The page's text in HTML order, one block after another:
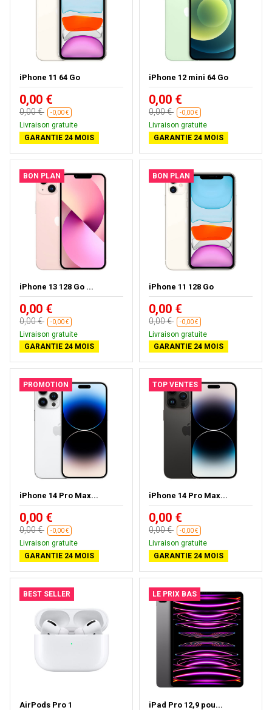
iPhone 11 64 Go
0,00 €
0,00 € -0,00 €
Livraison gratuite
GARANTIE 24 MOIS
iPhone 12 mini 64 Go
0,00 €
0,00 € -0,00 €
Livraison gratuite
GARANTIE 24 MOIS
BON PLAN
iPhone 13 128 Go ...
0,00 €
0,00 € -0,00 €
Livraison gratuite
GARANTIE 24 MOIS
BON PLAN
iPhone 11 128 Go
0,00 €
0,00 € -0,00 €
Livraison gratuite
GARANTIE 24 MOIS
PROMOTION
iPhone 14 Pro Max...
0,00 €
0,00 € -0,00 €
Livraison gratuite
GARANTIE 24 MOIS
TOP VENTES
iPhone 14 Pro Max...
0,00 €
0,00 € -0,00 €
Livraison gratuite
GARANTIE 24 MOIS
BEST SELLER
AirPods Pro 1
LE PRIX BAS
iPad Pro 12,9 pou...